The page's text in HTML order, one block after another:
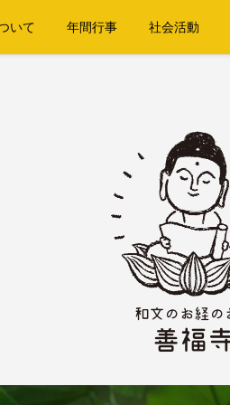
いて 年間行事 社会活動